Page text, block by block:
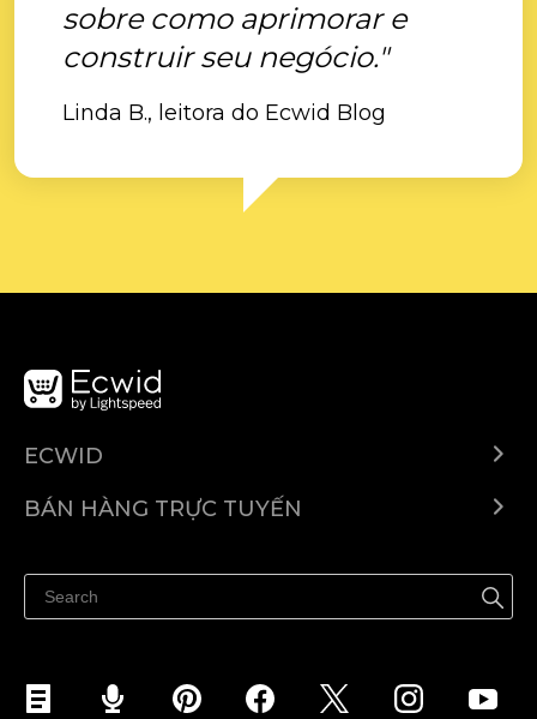
sobre como aprimorar e
construir seu negócio."
Linda B., leitora do Ecwid Blog
ECWID
Trung tâm trợ giúp
BÁN HÀNG TRỰC TUYẾN
Quảng bá ở bất cứ đâu
Kiểm soát mọi thứ